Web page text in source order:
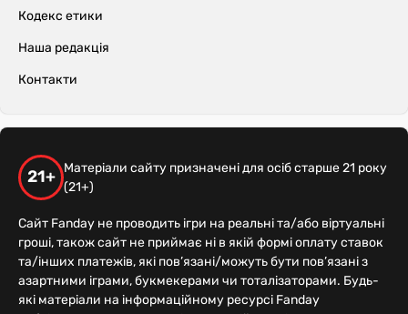
Кодекс етики
Наша редакція
Контакти
21+
Матеріали сайту призначені для осіб старше 21 року
(21+)
Сайт Fanday не проводить ігри на реальні та/або віртуальні
гроші, також сайт не приймає ні в якій формі оплату ставок
та/інших платежів, які пов’язані/можуть бути пов’язані з
азартними іграми, букмекерами чи тоталізаторами. Будь-
які матеріали на інформаційному ресурсі Fanday